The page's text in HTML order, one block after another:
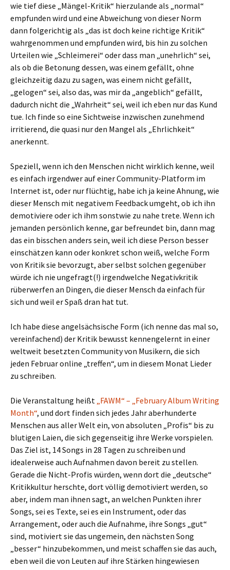
wie tief diese „Mängel-Kritik“ hierzulande als „normal“
empfunden wird und eine Abweichung von dieser Norm
dann folgerichtig als „das ist doch keine richtige Kritik“
wahrgenommen und empfunden wird, bis hin zu solchen
Urteilen wie „Schleimerei“ oder dass man „unehrlich“ sei,
als ob die Betonung dessen, was einem gefällt, ohne
gleichzeitig dazu zu sagen, was einem nicht gefällt,
„gelogen“ sei, also das, was mir da „angeblich“ gefällt,
dadurch nicht die „Wahrheit“ sei, weil ich eben nur das Kund
tue. Ich finde so eine Sichtweise inzwischen zunehmend
irritierend, die quasi nur den Mangel als „Ehrlichkeit“
anerkennt.
Speziell, wenn ich den Menschen nicht wirklich kenne, weil
es einfach irgendwer auf einer Community-Platform im
Internet ist, oder nur flüchtig, habe ich ja keine Ahnung, wie
dieser Mensch mit negativem Feedback umgeht, ob ich ihn
demotiviere oder ich ihm sonstwie zu nahe trete. Wenn ich
jemanden persönlich kenne, gar befreundet bin, dann mag
das ein bisschen anders sein, weil ich diese Person besser
einschätzen kann oder konkret schon weiß, welche Form
von Kritik sie bevorzugt, aber selbst solchen gegenüber
würde ich nie ungefragt(!) irgendwelche Negativkritik
rüberwerfen an Dingen, die dieser Mensch da einfach für
sich und weil er Spaß dran hat tut.
Ich habe diese angelsächsische Form (ich nenne das mal so,
vereinfachend) der Kritik bewusst kennengelernt in einer
weltweit besetzten Community von Musikern, die sich
jeden Februar online „treffen“, um in diesem Monat Lieder
zu schreiben.
Die Veranstaltung heißt „FAWM“ – „February Album Writing
Month“, und dort finden sich jedes Jahr aberhunderte
Menschen aus aller Welt ein, von absoluten „Profis“ bis zu
blutigen Laien, die sich gegenseitig ihre Werke vorspielen.
Das Ziel ist, 14 Songs in 28 Tagen zu schreiben und
idealerweise auch Aufnahmen davon bereit zu stellen.
Gerade die Nicht-Profis würden, wenn dort die „deutsche“
Kritikkultur herschte, dort völlig demotiviert werden, so
aber, indem man ihnen sagt, an welchen Punkten ihrer
Songs, sei es Texte, sei es ein Instrument, oder das
Arrangement, oder auch die Aufnahme, ihre Songs „gut“
sind, motiviert sie das ungemein, den nächsten Song
„besser“ hinzubekommen, und meist schaffen sie das auch,
eben weil die von Leuten auf ihre Stärken hingewiesen